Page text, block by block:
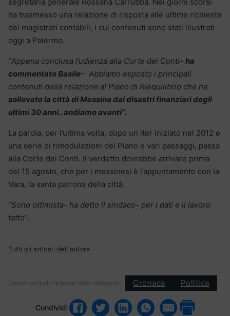
ha trasmesso una relazione di risposta alle ultime richieste
dei magistrati contabili, i cui contenuti sono stati illustrati
oggi a Palermo.
“Appena conclusa l’udienza alla Corte dei Conti- ha
commentato Basile– Abbiamo esposto i principali
contenuti della relazione al Piano di Riequilibrio che ha
sollevato la città di Messina dai disastri finanziari degli
ultimi 30 anni.. andiamo avanti”.
La parola, per l’ultima volta, dopo un iter iniziato nel 2012 e
una serie di rimodulazioni del Piano e vari passaggi, passa
alla Corte dei Conti. Il verdetto dovrebbe arrivare prima
del 15 agosto, che per i messinesi è l’appuntamento con la
Vara, la santa patrona della città.
“Sono ottimista- ha detto il sindaco- per i dati e il lavoro
fatto”.
Tutti gli articoli dell'autore
Questo articolo fa parte delle categorie: Cronaca Politica
Condividi